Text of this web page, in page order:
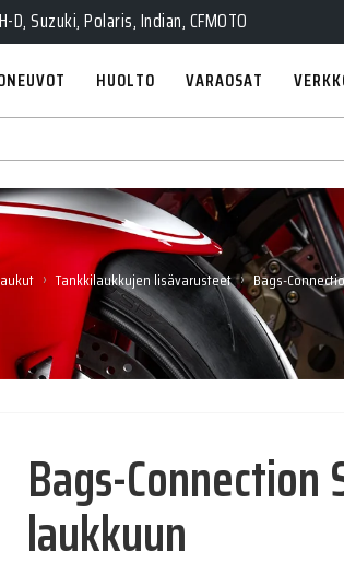
Suzuki, Polaris, Indian, CFMOTO
HUOLTO VARAOSAT
› Tankkilaukkujen lisävarusteet › Bags-
Bags-Connection
laukkuun